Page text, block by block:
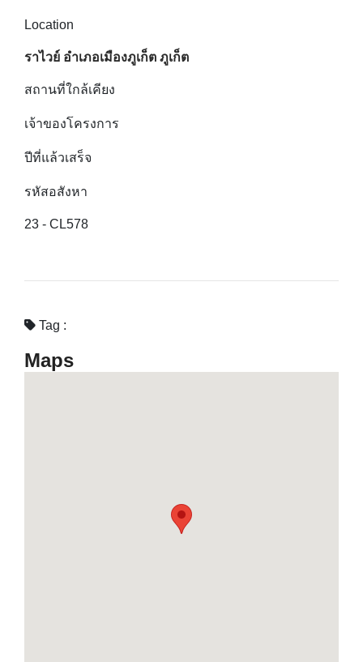
Location
ราไวย์ อำเภอเมืองภูเก็ต ภูเก็ต
สถานที่ใกล้เคียง
เจ้าของโครงการ
ปีที่แล้วเสร็จ
รหัสอสังหา
23 - CL578
Tag :
Maps